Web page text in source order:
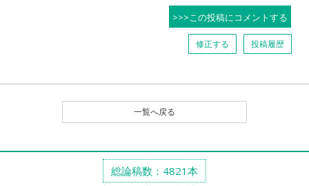
>>>この投稿にコメントする
修正する 投稿履歴
一覧へ戻る
総論稿数：4821本